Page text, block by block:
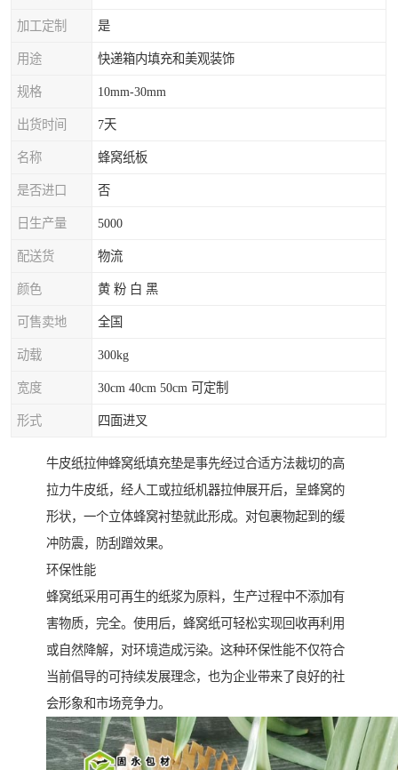
加工定制 是
用途 快递箱内填充和美观装饰
规格 10mm-30mm
出货时间 7天
名称 蜂窝纸板
是否进口 否
日生产量 5000
配送货 物流
颜色 黄 粉 白 黑
可售卖地 全国
动载 300kg
宽度 30cm 40cm 50cm 可定制
形式 四面进叉
牛皮纸拉伸蜂窝纸填充垫是事先经过合适方法裁切的高
拉力牛皮纸，经人工或拉纸机器拉伸展开后，呈蜂窝的
形状，一个立体蜂窝衬垫就此形成。对包裹物起到的缓
冲防震，防刮蹭效果。
环保性能
蜂窝纸采用可再生的纸浆为原料，生产过程中不添加有
害物质，完全。使用后，蜂窝纸可轻松实现回收再利用
或自然降解，对环境造成污染。这种环保性能不仅符合
当前倡导的可持续发展理念，也为企业带来了良好的社
会形象和市场竞争力。